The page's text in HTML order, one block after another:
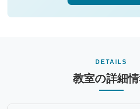
DETAILS
教室の詳細